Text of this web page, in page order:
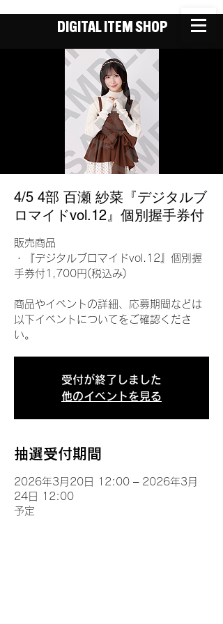
DIGITAL ITEM SHOP
4/5 4部 百瀬 紗菜『デジタルブ
ロマイドvol.12』個別握手券付
販売商品
・『デジタルブロマイドvol.12』個別握
手券付1,700円(税込み)
商品やイベントの詳細、応募期間などは
以下イベントについてをご確認くださ
い。
受付が終了しました
他のイベントを見る
抽選受付期間
2026年3月20日 12:00 – 2026年3月
24日 12:00
予定